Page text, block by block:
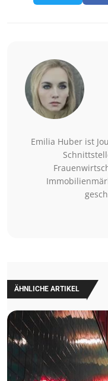
Emilia Huber ist
ÄHNLICHE ARTIKEL